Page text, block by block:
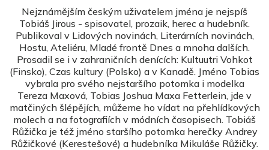
Nejznámějším českým uživatelem jména je nejspíš
Tobiáš Jirous - spisovatel, prozaik, herec a hudebník.
Publikoval v Lidových novinách, Literárních novinách,
Hostu, Ateliéru, Mladé frontě Dnes a mnoha dalších.
Prosadil se i v zahraničních denících: Kultuutri Vohkot
(Finsko), Czas kultury (Polsko) a v Kanadě. Jméno Tobias
vybrala pro svého nejstaršího potomka i modelka
Tereza Maxová, Tobias Joshua Maxa Fetterlein, jde v
matčiných šlépějích, můžeme ho vídat na přehlídkových
molech a na fotografiích v módních časopisech. Tobiáš
Růžička je též jméno staršího potomka herečky Andrey
Růžičkové (Kerestešové) a hudebníka Mikuláše Růžičky.